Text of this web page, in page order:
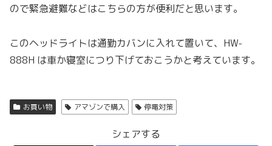
ので緊急避難などはこちらの方が便利だと思います。
このヘッドライトは通勤カバンに入れて置いて、HW-
888H は車か寝室につり下げておこうかと考えています。
お買い物 アマゾンで購入 停電対策
シェアする